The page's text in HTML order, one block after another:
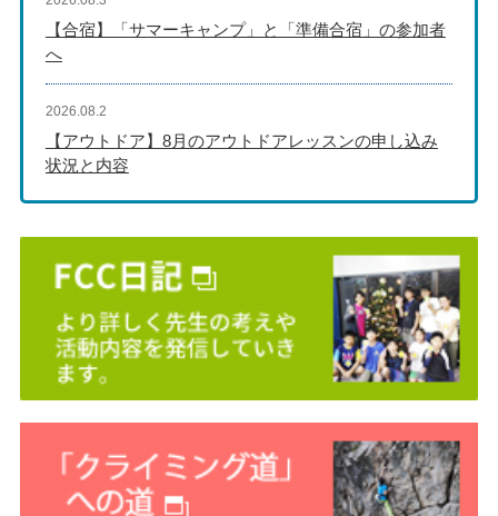
【合宿】「サマーキャンプ」と「準備合宿」の参加者
へ
【アウトドア】8月のアウトドアレッスンの申し込み
状況と内容
2026.08.2